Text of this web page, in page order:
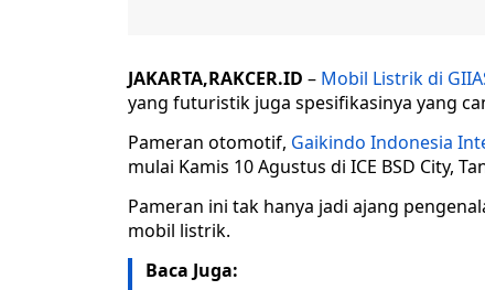
JAKARTA,RAKCER.ID – Mobil Listrik di
yang futuristik juga spesifikasinya yang
Pameran otomotif, Gaikindo Indonesia
mulai Kamis 10 Agustus di ICE BSD City,
Pameran ini tak hanya jadi ajang
mobil listrik.
Baca Juga: